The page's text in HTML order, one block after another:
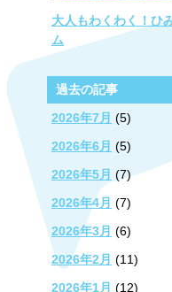
大人もわくわく！ひ
ム
過去の記事
2026年7月 (5)
2026年6月 (5)
2026年5月 (7)
2026年4月 (7)
2026年3月 (6)
2026年2月 (11)
2026年1月 (12)